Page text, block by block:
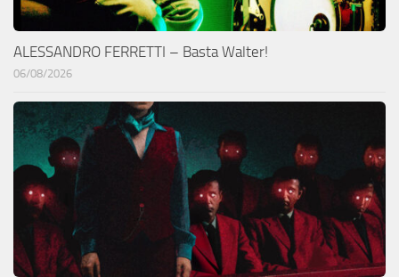
ALESSANDRO FERRETTI – Basta Walter!
06/08/2026